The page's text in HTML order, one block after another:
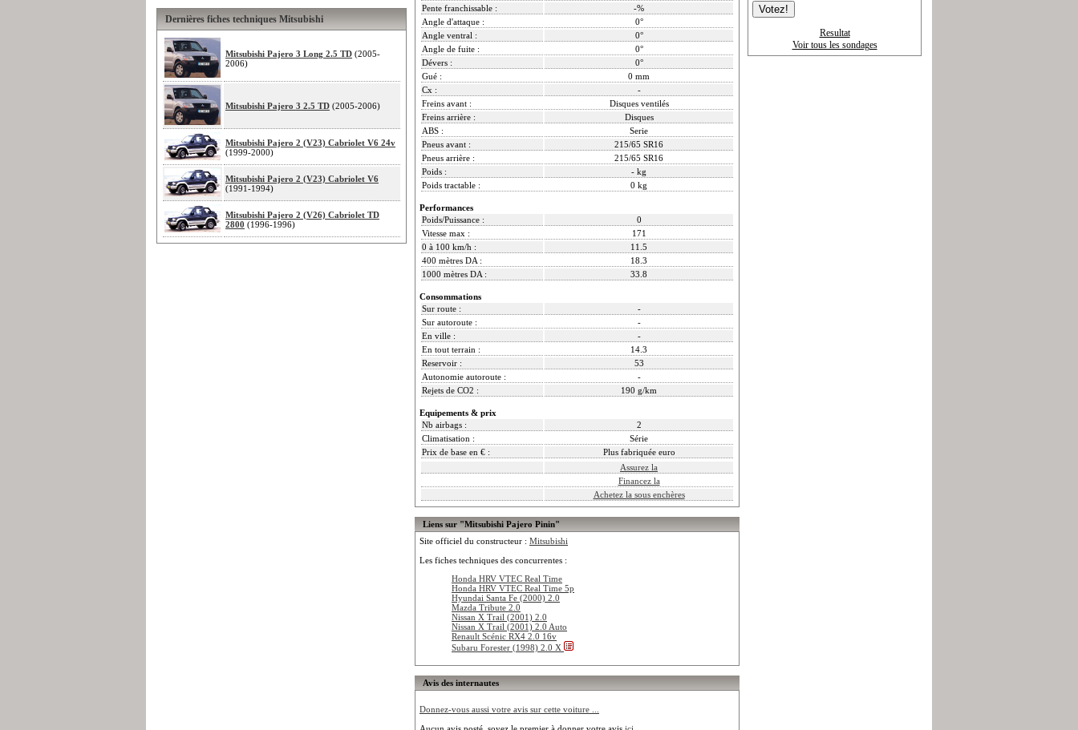
Dernières fiches techniques Mitsubishi
Mitsubishi Pajero 3 Long 2.5 TD (2005-
2006)
Mitsubishi Pajero 3 2.5 TD (2005-2006)
Mitsubishi Pajero 2 (V23) Cabriolet V6 24v
(1999-2000)
Mitsubishi Pajero 2 (V23) Cabriolet V6
(1991-1994)
Mitsubishi Pajero 2 (V26) Cabriolet TD
2800 (1996-1996)
Pente franchissable :
-%
Angle d'attaque :
0°
Angle ventral :
0°
Angle de fuite :
0°
Dévers :
0°
Gué :
0 mm
Cx :
-
Freins avant :
Disques ventilés
Freins arrière :
Disques
ABS :
Serie
Pneus avant :
215/65 SR16
Pneus arrière :
215/65 SR16
Poids :
- kg
Poids tractable :
0 kg
Performances
Poids/Puissance :
0
Vitesse max :
171
0 à 100 km/h :
11.5
400 mètres DA :
18.3
1000 mètres DA :
33.8
Consommations
Sur route :
-
Sur autoroute :
-
En ville :
-
En tout terrain :
14.3
Reservoir :
53
Autonomie autoroute :
-
Rejets de CO2 :
190 g/km
Equipements & prix
Nb airbags :
2
Climatisation :
Série
Prix de base en € :
Plus fabriquée euro
Assurez la
Financez la
Achetez la sous enchères
Liens sur "Mitsubishi Pajero Pinin"
Site officiel du constructeur : Mitsubishi
Les fiches techniques des concurrentes :
Honda HRV VTEC Real Time
Honda HRV VTEC Real Time 5p
Hyundai Santa Fe (2000) 2.0
Mazda Tribute 2.0
Nissan X Trail (2001) 2.0
Nissan X Trail (2001) 2.0 Auto
Renault Scénic RX4 2.0 16v
Subaru Forester (1998) 2.0 X
Avis des internautes
Donnez-vous aussi votre avis sur cette voiture ...
Aucun avis posté, soyez le premier à donner votre avis ici ...
Resultat
Voir tous les sondages